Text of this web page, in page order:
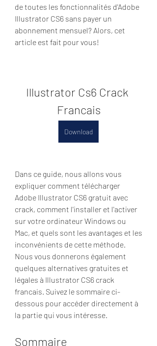
de toutes les fonctionnalités d'Adobe
Illustrator CS6 sans payer un
abonnement mensuel? Alors, cet
article est fait pour vous!
Illustrator Cs6 Crack
Francais
Download
Dans ce guide, nous allons vous
expliquer comment télécharger
Adobe Illustrator CS6 gratuit avec
crack, comment l'installer et l'activer
sur votre ordinateur Windows ou
Mac, et quels sont les avantages et les
inconvénients de cette méthode.
Nous vous donnerons également
quelques alternatives gratuites et
légales à Illustrator CS6 crack
francais. Suivez le sommaire ci-
dessous pour accéder directement à
la partie qui vous intéresse.
Sommaire